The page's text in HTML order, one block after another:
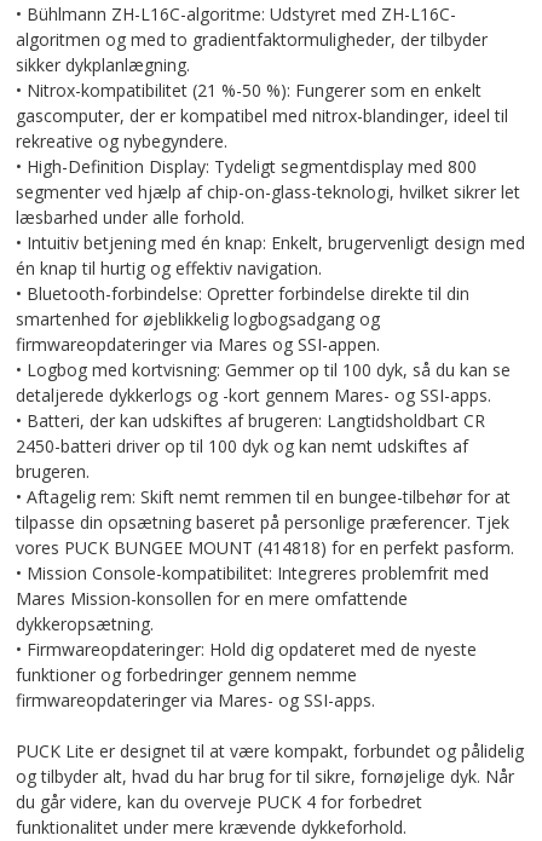
• Bühlmann ZH-L16C-algoritme: Udstyret med ZH-L16C-
algoritmen og med to gradientfaktormuligheder, der tilbyder
sikker dykplanlægning.
• Nitrox-kompatibilitet (21 %-50 %): Fungerer som en enkelt
gascomputer, der er kompatibel med nitrox-blandinger, ideel til
rekreative og nybegyndere.
• High-Definition Display: Tydeligt segmentdisplay med 800
segmenter ved hjælp af chip-on-glass-teknologi, hvilket sikrer let
læsbarhed under alle forhold.
• Intuitiv betjening med én knap: Enkelt, brugervenligt design med
én knap til hurtig og effektiv navigation.
• Bluetooth-forbindelse: Opretter forbindelse direkte til din
smartenhed for øjeblikkelig logbogsadgang og
firmwareopdateringer via Mares og SSI-appen.
• Logbog med kortvisning: Gemmer op til 100 dyk, så du kan se
detaljerede dykkerlogs og -kort gennem Mares- og SSI-apps.
• Batteri, der kan udskiftes af brugeren: Langtidsholdbart CR
2450-batteri driver op til 100 dyk og kan nemt udskiftes af
brugeren.
• Aftagelig rem: Skift nemt remmen til en bungee-tilbehør for at
tilpasse din opsætning baseret på personlige præferencer. Tjek
vores PUCK BUNGEE MOUNT (414818) for en perfekt pasform.
• Mission Console-kompatibilitet: Integreres problemfrit med
Mares Mission-konsollen for en mere omfattende
dykkeropsætning.
• Firmwareopdateringer: Hold dig opdateret med de nyeste
funktioner og forbedringer gennem nemme
firmwareopdateringer via Mares- og SSI-apps.
PUCK Lite er designet til at være kompakt, forbundet og pålidelig
og tilbyder alt, hvad du har brug for til sikre, fornøjelige dyk. Når
du går videre, kan du overveje PUCK 4 for forbedret
funktionalitet under mere krævende dykkeforhold.